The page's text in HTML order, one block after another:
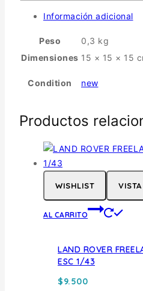
Información adicional
Peso
0,3 kg
Dimensiones 15 × 15 × 15
Condition new
Productos
WISHLIST
AL CARRITO
LAND ROVER
ESC 1/43
$9.500